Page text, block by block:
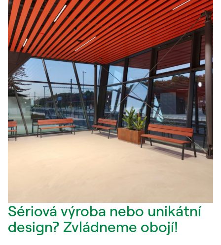
Sériová výroba nebo unikátní
design? Zvládneme obojí!